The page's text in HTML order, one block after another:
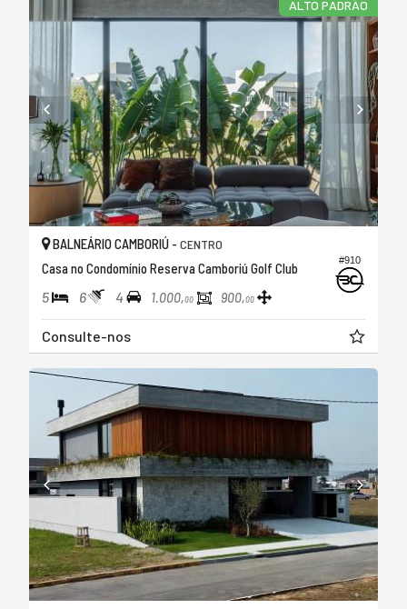
ALTO PADRÃO
#910
BALNEÁRIO CAMBORIÚ - CENTRO
Casa no Condomínio Reserva Camboriú Golf Club
5 6 4 1.000,00 900,00
Consulte-nos